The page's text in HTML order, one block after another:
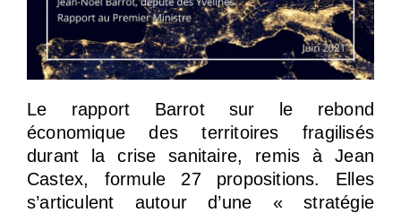
Le rapport Barrot sur le rebond
économique des territoires fragilisés
durant la crise sanitaire, remis à Jean
Castex, formule 27 propositions. Elles
s’articulent autour d’une « stratégie